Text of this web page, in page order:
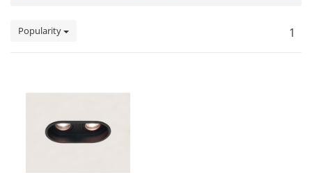
Popularity 1